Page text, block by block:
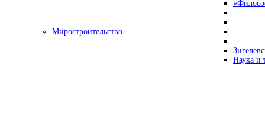
Миростроительство
Наука и